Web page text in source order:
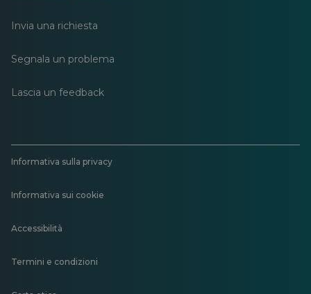
Invia una richiesta
Segnala un problema
Lascia un feedback
Informativa sulla privacy
Informativa sui cookie
Accessibilità
Termini e condizioni